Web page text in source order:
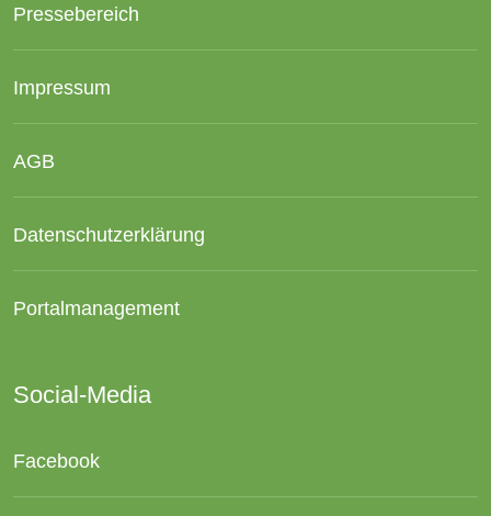
Pressebereich
Impressum
AGB
Datenschutzerklärung
Portalmanagement
Social-Media
Facebook